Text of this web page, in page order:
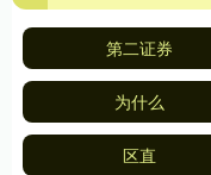
第二证券
为什么
区直